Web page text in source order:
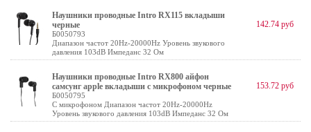
Наушники проводные Intro RX115 вкладыши
черные
Б0050793
Диапазон частот 20Hz-20000Hz Уровень звукового
давления 103dB Импеданс 32 Ом
142.74 руб
Наушники проводные Intro RX800 айфон
самсунг apple вкладыши с микрофоном черные
Б0050795
С микрофоном Диапазон частот 20Hz-20000Hz
Уровень звукового давления 103dB Импеданс 32 Ом
153.72 руб